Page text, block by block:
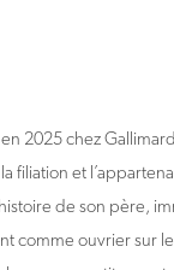
2025 chez
filiation et
de son père,
comme ouvrier sur